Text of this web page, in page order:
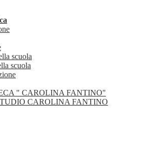
scuola
scuola
" CAROLINA FANTINO"
CAROLINA FANTINO